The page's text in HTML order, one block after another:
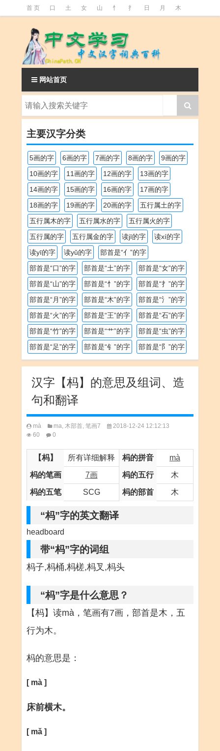
首 页 口 土 女 山 忄 扌 日 月 木
釒 阝 魚
网站首页
主要汉字分类
5画的字 6画的字 7画的字 8画的字
9画的字
10画的字
11画的字 12画的字
13画的字
14画的字
15画的字 16画的字
17画的字
18画的字
19画的字 20画的字
五行属土的字
五行属木的字
五行属水的字
五行属火的字
五行属的字
五行属金的字 读jī的字
读xí的字
读yī的字
读yǔ的字
部首是“亻”的字
部首是“口”的字
部首是“土”的字
部首是“女”的字
部首是“山”的字
部首是“忄”的字
部首是“扌”的字
部首是“月”的字
部首是“木”的字
部首是“氵”的字
部首是“火”的字
部首是“王”的字
部首是“石”的字
部首是“竹”的字
部首是“艹”的字
部首是“虫”的字
部首是“足”的字
部首是“钅”的字 部首是“阝”的字
汉字【杩】的意思及组词、造
句和翻译
mà ma, 木部首, 笔画7
2018-12-24 12:12:13
60
0
【杩】 所有详细解释 杩的拼音 mà
杩的笔画 7画 杩的五行 木
杩的五笔 SCG 杩的部首 木
“杩”字的英文翻译
headboard
带“杩”字的词组
杩子,杩桶,杩槎,杩叉,杩头
“杩”字是什么意思？
【杩】读mà，笔画有7画，部首是木，五
行为木。
杩的意思是：
[ mà ]
床前横木。
[ mǎ ]